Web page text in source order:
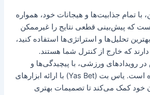
با تمام جذابیت‌ها و هیجانات خود، همواره
که پیش‌بینی قطعی نتایج را غیرممکن
تحلیل‌ها و استراتژی‌ها استفاده کنید،
که خارج از کنترل شما هستند.
رویدادهای ورزشی، با پیچیدگی‌ها و
تغییرات ناگهانی همراه است. یاس بت (Yas Bet) با ارائه ابزارهای
خود کمک می‌کند تا تصمیمات بهتری